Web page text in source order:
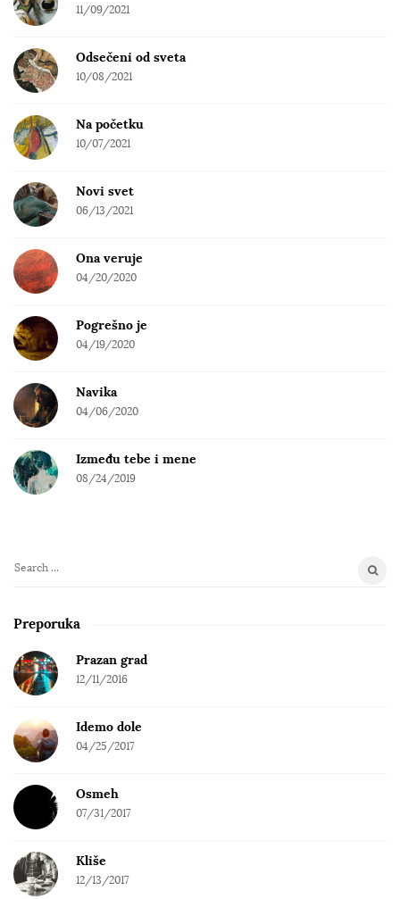
11/09/2021
Odsečeni od sveta
10/08/2021
Na početku
10/07/2021
Novi svet
06/13/2021
Ona veruje
04/20/2020
Pogrešno je
04/19/2020
Navika
04/06/2020
Između tebe i mene
08/24/2019
S
a
c
h
r
Preporuka
Prazan grad
12/11/2016
Idemo dole
04/25/2017
Osmeh
07/31/2017
Kliše
12/13/2017